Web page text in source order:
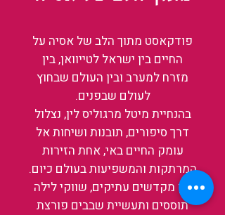
פודקאסט מתוך הלב של אסיה על
החיים בין ישראל לטייוואן, בין
מזרח למערב ובין העולם שבחוץ
לעולם שבפנים.
בהנחיית מיטל מרגוליס לין, נצלול
דרך סיפורים, תובנות ושיחות אל
עומק החיים באי, אחת הזירות
המרתקות והמשפיעות בעולם כיום.
בין מקדשים עתיקים, שווקי לילה
תוססים ותעשיית שבבים פורצת